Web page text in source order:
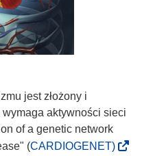
jest złożony i
aktywności sieci
of a genetic network
(CARDIOGENET)(